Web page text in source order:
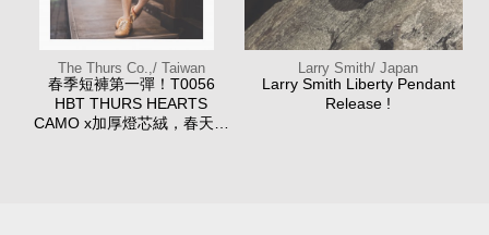
The Thurs Co.,/ Taiwan
春季短褲第一彈！T0056
HBT THURS HEARTS
CAMO x加厚燈芯絨，春天造
Larry Smith/ Japan
Larry Smith Liberty Pendant
Release !